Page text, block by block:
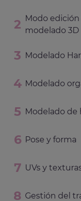
Modo edición
modelado 3D
Modelado
Modelado
Modelado
Pose y forma
UVs y
Gestión del